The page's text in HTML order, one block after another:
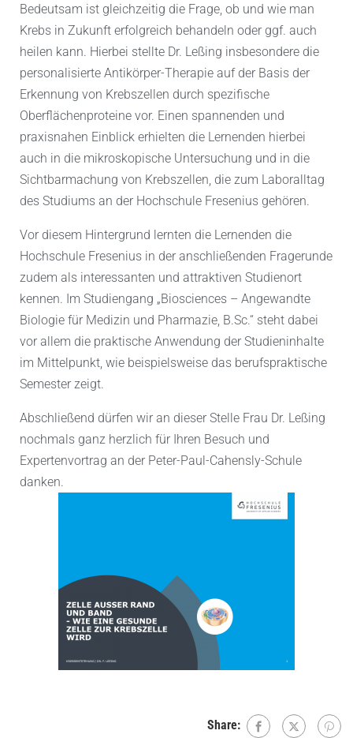
Bedeutsam ist gleichzeitig die Frage, ob und wie man
Krebs in Zukunft erfolgreich behandeln oder ggf. auch
heilen kann. Hierbei stellte Dr. Leßing insbesondere die
personalisierte Antikörper-Therapie auf der Basis der
Erkennung von Krebszellen durch spezifische
Oberflächenproteine vor. Einen spannenden und
praxisnahen Einblick erhielten die Lernenden hierbei
auch in die mikroskopische Untersuchung und in die
Sichtbarmachung von Krebszellen, die zum Laboralltag
des Studiums an der Hochschule Fresenius gehören.
Vor diesem Hintergrund lernten die Lernenden die
Hochschule Fresenius in der anschließenden Fragerunde
zudem als interessanten und attraktiven Studienort
kennen. Im Studiengang „Biosciences – Angewandte
Biologie für Medizin und Pharmazie, B.Sc.“ steht dabei
vor allem die praktische Anwendung der Studieninhalte
im Mittelpunkt, wie beispielsweise das berufspraktische
Semester zeigt.
Abschließend dürfen wir an dieser Stelle Frau Dr. Leßing
nochmals ganz herzlich für Ihren Besuch und
Expertenvortrag an der Peter-Paul-Cahensly-Schule
danken.
Share: